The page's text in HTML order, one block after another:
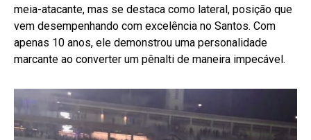
meia-atacante, mas se destaca como lateral, posição que
vem desempenhando com excelência no Santos. Com
apenas 10 anos, ele demonstrou uma personalidade
marcante ao converter um pênalti de maneira impecável.